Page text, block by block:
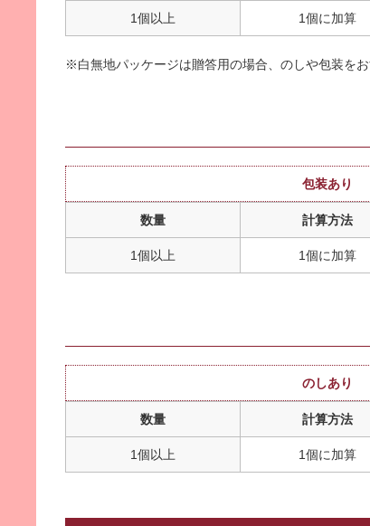
1個以上 1個に加算
※白無地パッケージは贈答用の場合、のしや包装をお
包装あり
数量 計算方法
1個以上 1個に加算
のしあり
数量 計算方法
1個以上 1個に加算